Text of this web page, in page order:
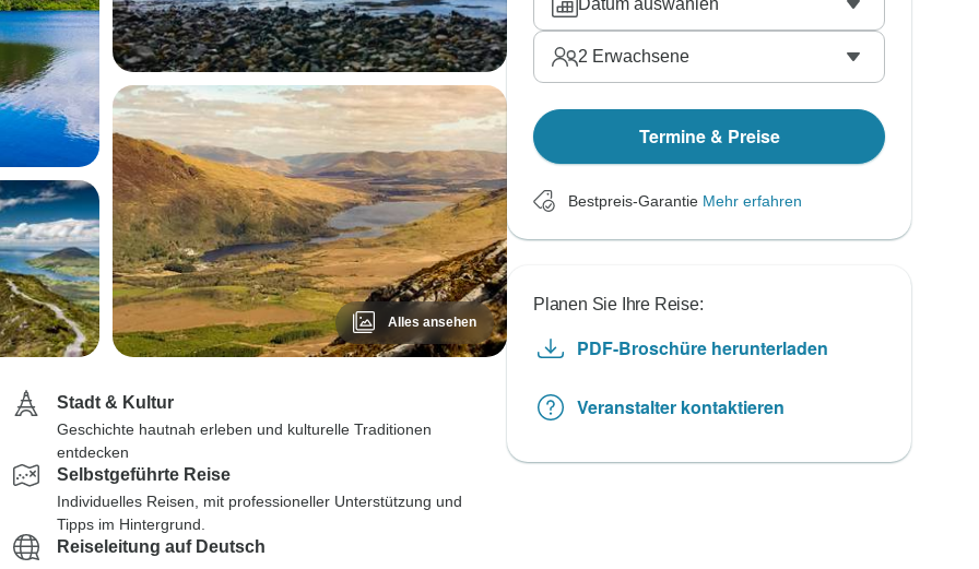
Alles ansehen
Stadt & Kultur
Geschichte hautnah erleben und kulturelle Traditionen
entdecken
Selbstgeführte Reise
Individuelles Reisen, mit professioneller Unterstützung und
Tipps im Hintergrund.
Reiseleitung auf Deutsch
Datum auswählen
2 Erwachsene
Termine & Preise
Bestpreis-Garantie Mehr erfahren
Planen Sie Ihre Reise:
PDF-Broschüre herunterladen
Veranstalter kontaktieren